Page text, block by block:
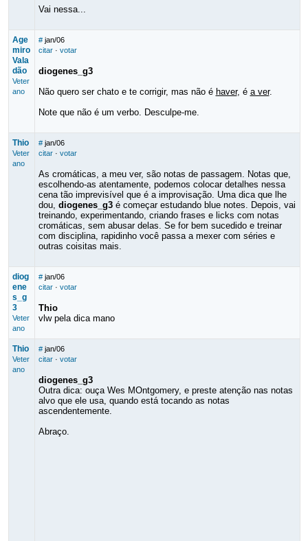
Vai nessa...
Age
miro
Vala
dão
Veter
ano
# jan/06
citar· votar
diogenes_g3
Não quero ser chato e te corrigir, mas não é haver, é a ver.
Note que não é um verbo. Desculpe-me.
Thio
Veter
ano
# jan/06
citar· votar
As cromáticas, a meu ver, são notas de passagem. Notas que,
escolhendo-as atentamente, podemos colocar detalhes nessa
cena tão imprevisível que é a improvisação. Uma dica que lhe
dou, diogenes_g3é começar estudando blue notes. Depois, vai
treinando, experimentando, criando frases e licks com notas
cromáticas, sem abusar delas. Se for bem sucedido e treinar
com disciplina, rapidinho você passa a mexer com séries e
outras coisitas mais.
diog
ene
s_g
3
Veter
ano
# jan/06
citar· votar
Thio
vlw pela dica mano
Thio
Veter
ano
# jan/06
citar· votar
diogenes_g3
Outra dica: ouça Wes MOntgomery, e preste atenção nas notas
alvo que ele usa, quando está tocando as notas
ascendentemente.
Abraço.